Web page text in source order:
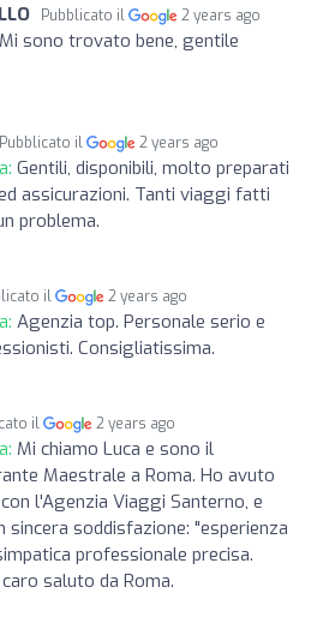
Pubblicato il 2 years ago
Mi sono trovato bene, gentile
Pubblicato il 2 years ago
Gentili, disponibili, molto preparati
assicurazioni. Tanti viaggi fatti
problema.
il 2 years ago
Agenzia top. Personale serio e
Consigliatissima.
il 2 years ago
Mi chiamo Luca e sono il
Maestrale a Roma. Ho avuto
l'Agenzia Viaggi Santerno, e
soddisfazione: "esperienza
professionale precisa.
saluto da Roma.